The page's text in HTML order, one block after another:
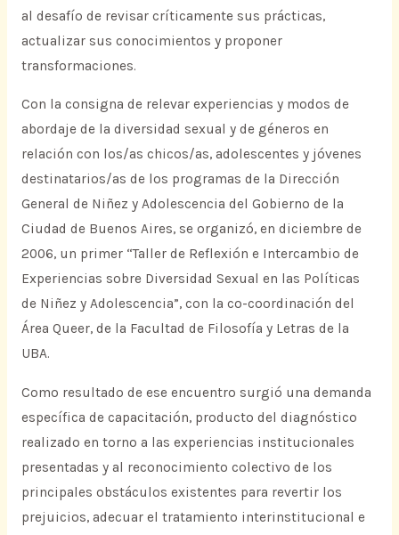
al desafío de revisar críticamente sus prácticas,
actualizar sus conocimientos y proponer
transformaciones.
Con la consigna de relevar experiencias y modos de
abordaje de la diversidad sexual y de géneros en
relación con los/as chicos/as, adolescentes y jóvenes
destinatarios/as de los programas de la Dirección
General de Niñez y Adolescencia del Gobierno de la
Ciudad de Buenos Aires, se organizó, en diciembre de
2006, un primer “Taller de Reflexión e Intercambio de
Experiencias sobre Diversidad Sexual en las Políticas
de Niñez y Adolescencia”, con la co-coordinación del
Área Queer, de la Facultad de Filosofía y Letras de la
UBA.
Como resultado de ese encuentro surgió una demanda
específica de capacitación, producto del diagnóstico
realizado en torno a las experiencias institucionales
presentadas y al reconocimiento colectivo de los
principales obstáculos existentes para revertir los
prejuicios, adecuar el tratamiento interinstitucional e